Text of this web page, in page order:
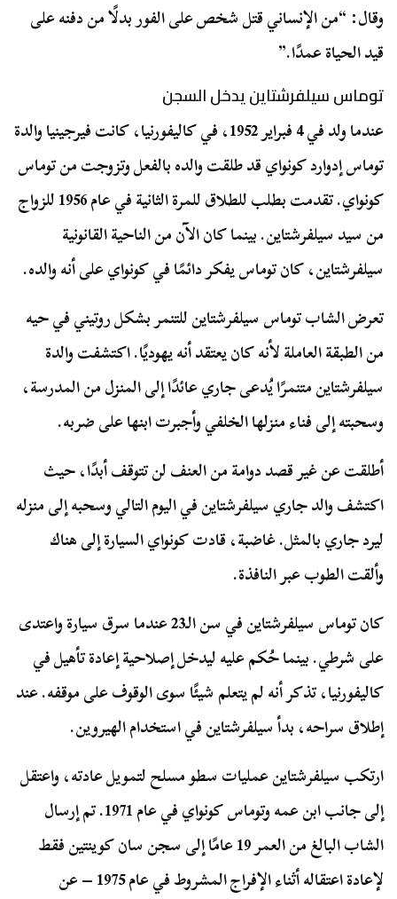
وقال: “من الإنساني قتل شخص على الفور بدلًا من دفنه على
قيد الحياة عمدًا.”
توماس سيلفرشتاين يدخل السجن
عندما ولد في 4 فبراير 1952، في كاليفورنيا، كانت فيرجينيا والدة
توماس إدوارد كونواي قد طلقت والده بالفعل وتزوجت من توماس
كونواي. تقدمت بطلب للطلاق للمرة الثانية في عام 1956 للزواج
من سيد سيلفرشتاين. بينما كان الآن من الناحية القانونية
سيلفرشتاين، كان توماس يفكر دائمًا في كونواي على أنه والده.
تعرض الشاب توماس سيلفرشتاين للتنمر بشكل روتيني في حيه
من الطبقة العاملة لأنه كان يعتقد أنه يهوديًا. اكتشفت والدة
سيلفرشتاين متنمرًا يُدعى جاري عائدًا إلى المنزل من المدرسة،
وسحبته إلى فناء منزلها الخلفي وأجبرت ابنها على ضربه.
أطلقت عن غير قصد دوامة من العنف لن تتوقف أبدًا، حيث
اكتشف والد جاري سيلفرشتاين في اليوم التالي وسحبه إلى منزله
ليرد جاري بالمثل. غاضبة، قادت كونواي السيارة إلى هناك
وألقت الطوب عبر النافذة.
كان توماس سيلفرشتاين في سن الـ23 عندما سرق سيارة واعتدى
على شرطي. بينما حُكم عليه ليدخل إصلاحية إعادة تأهيل في
كاليفورنيا، تذكر أنه لم يتعلم شيئًا سوى الوقوف على موقفه. عند
إطلاق سراحه، بدأ سيلفرشتاين في استخدام الهيروين.
ارتكب سيلفرشتاين عمليات سطو مسلح لتمويل عادته، واعتقل
إلى جانب ابن عمه وتوماس كونواي في عام 1971. تم إرسال
الشاب البالغ من العمر 19 عامًا إلى سجن سان كوينتين فقط
لإعادة اعتقاله أثناء الإفراج المشروط في عام 1975 – عن